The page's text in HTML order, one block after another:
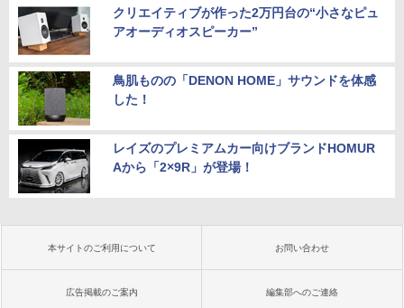
クリエイティブが作った2万円台の“小さなピュ
アオーディオスピーカー”
鳥肌ものの「DENON HOME」サウンドを体感
した！
レイズのプレミアムカー向けブランドHOMUR
Aから「2×9R」が登場！
本サイトのご利用について お問い合わせ
広告掲載のご案内 編集部へのご連絡